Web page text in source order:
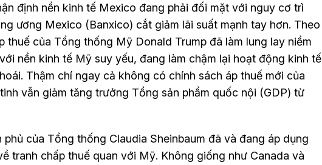
định nền kinh tế Mexico đang phải đối mặt với nguy cơ trì
ương Mexico (Banxico) cắt giảm lãi suất mạnh tay hơn. Theo
thuế của Tổng thống Mỹ Donald Trump đã làm lung lay niềm
nền kinh tế Mỹ suy yếu, đang làm chậm lại hoạt động kinh tế
Thậm chí ngay cả không có chính sách áp thuế mới của
vẫn giảm tăng trưởng Tổng sản phẩm quốc nội (GDP) từ
phủ của Tổng thống Claudia Sheinbaum đã và đang áp dụng
tranh chấp thuế quan với Mỹ. Không giống như Canada và